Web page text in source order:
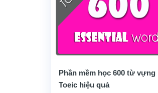
Phần mềm học 600 từ vựng
Toeic hiệu quả